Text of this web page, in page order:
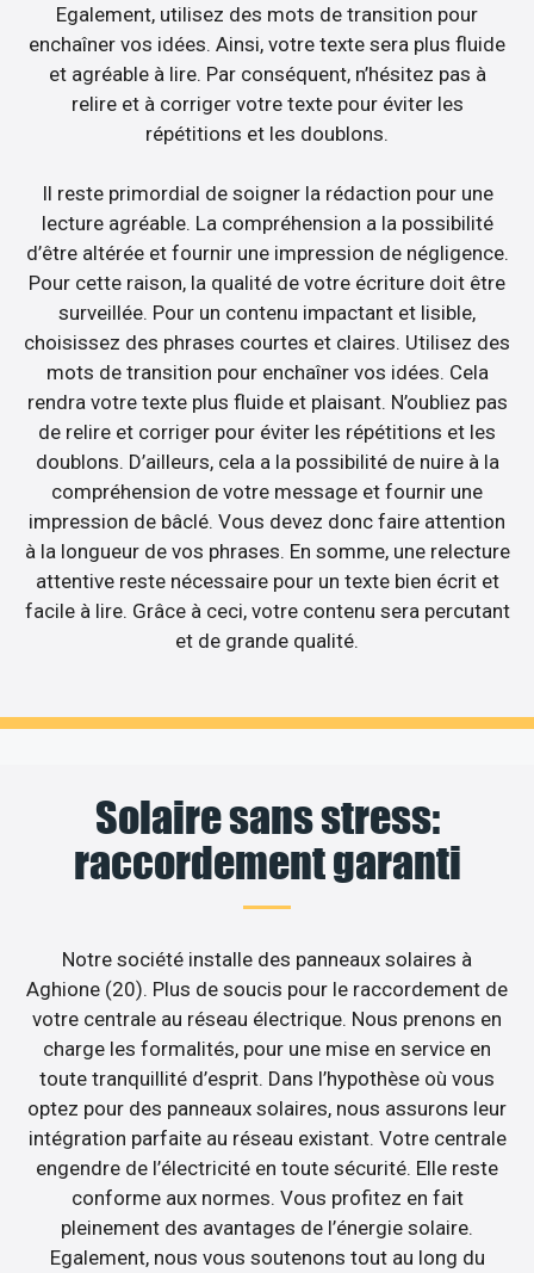
Egalement, utilisez des mots de transition pour
enchaîner vos idées. Ainsi, votre texte sera plus fluide
et agréable à lire. Par conséquent, n’hésitez pas à
relire et à corriger votre texte pour éviter les
répétitions et les doublons.
Il reste primordial de soigner la rédaction pour une
lecture agréable. La compréhension a la possibilité
d’être altérée et fournir une impression de négligence.
Pour cette raison, la qualité de votre écriture doit être
surveillée. Pour un contenu impactant et lisible,
choisissez des phrases courtes et claires. Utilisez des
mots de transition pour enchaîner vos idées. Cela
rendra votre texte plus fluide et plaisant. N’oubliez pas
de relire et corriger pour éviter les répétitions et les
doublons. D’ailleurs, cela a la possibilité de nuire à la
compréhension de votre message et fournir une
impression de bâclé. Vous devez donc faire attention
à la longueur de vos phrases. En somme, une relecture
attentive reste nécessaire pour un texte bien écrit et
facile à lire. Grâce à ceci, votre contenu sera percutant
et de grande qualité.
Solaire sans stress:
raccordement garanti
Notre société installe des panneaux solaires à
Aghione (20). Plus de soucis pour le raccordement de
votre centrale au réseau électrique. Nous prenons en
charge les formalités, pour une mise en service en
toute tranquillité d’esprit. Dans l’hypothèse où vous
optez pour des panneaux solaires, nous assurons leur
intégration parfaite au réseau existant. Votre centrale
engendre de l’électricité en toute sécurité. Elle reste
conforme aux normes. Vous profitez en fait
pleinement des avantages de l’énergie solaire.
Egalement, nous vous soutenons tout au long du